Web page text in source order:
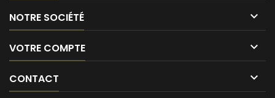
NOTRE SOCIÉTÉ 
VOTRE COMPTE 
CONTACT 